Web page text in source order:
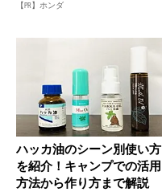
【PR】ホンダ
ハッカ油のシーン別使い方
を紹介！キャンプでの活用
方法から作り方まで解説